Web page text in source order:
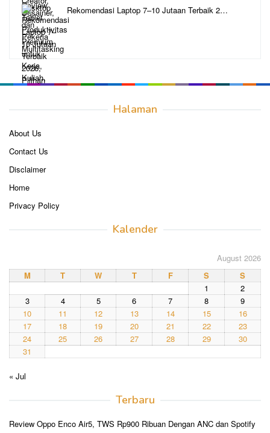
Rekomendasi Laptop 7–10 Jutaan Terbaik 2…
Halaman
About Us
Contact Us
Disclaimer
Home
Privacy Policy
Kalender
August 2026
M
T W T F S
S
1
2
3
4 5 6 7 8
9
10
11 12 13 14 15
16
17
18 19 20 21 22
23
24
25 26 27 28 29
30
31
« Jul
Terbaru
Review Oppo Enco Air5, TWS Rp900 Ribuan Dengan ANC dan Spotify